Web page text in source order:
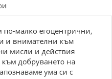
малко егоцентрични,
и внимателни към
мисли и действия
добруването на
ума си с